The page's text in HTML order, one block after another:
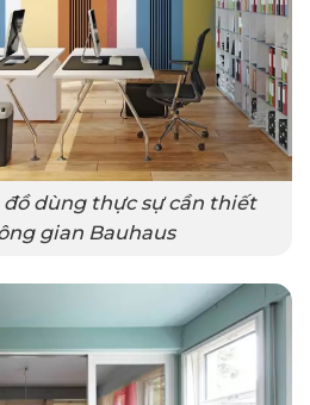
dùng thực sự cần thiết
gian Bauhaus